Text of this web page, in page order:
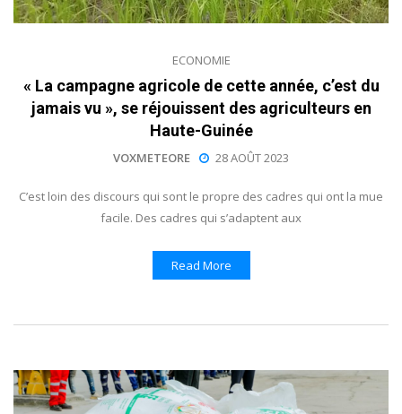
ECONOMIE
« La campagne agricole de cette année, c’est du
jamais vu », se réjouissent des agriculteurs en
Haute-Guinée
VOXMETEORE 28 AOÛT 2023
C’est loin des discours qui sont le propre des cadres qui ont la mue
facile. Des cadres qui s’adaptent aux
Read More